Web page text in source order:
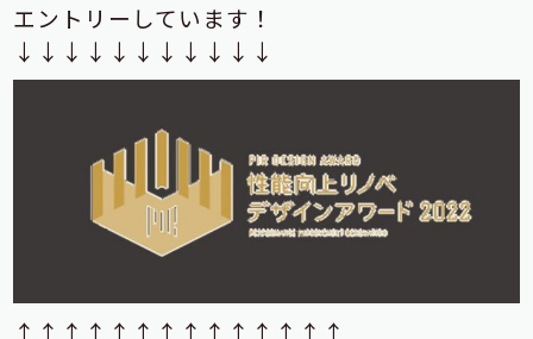
エントリーしています！
↓↓↓↓↓↓↓↓↓↓↓
↑↑↑↑↑↑↑↑↑↑↑↑↑↑